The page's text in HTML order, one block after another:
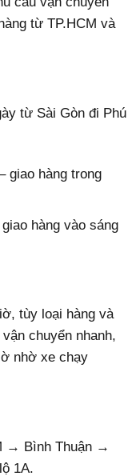
từ TP.HCM và
từ Sài Gòn đi Phú
giao hàng trong
hàng vào sáng
tùy loại hàng và
chuyển nhanh,
nhờ xe chạy
→ Bình Thuận →
1A.